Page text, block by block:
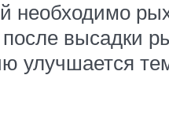
необходимо
высадки
улучшается